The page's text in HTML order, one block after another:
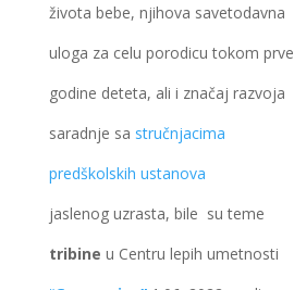
života bebe, njihova savetodavna
uloga za celu porodicu tokom prve
godine deteta, ali i značaj razvoja
saradnje sa stručnjacima
predškolskih ustanova
jaslenog uzrasta, bile su teme
tribine u Centru lepih umetnosti